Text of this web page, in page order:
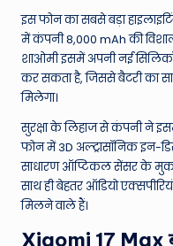
इस फोन का सबसे बड़ा
में कंपनी 8,000 mAh की
शाओमी इसमें अपनी नई
कर सकता है, जिससे बैटरी का
मिलेगा।
सुरक्षा के लिहाज से कंपनी ने
फोन में 3D अल्ट्रासॉनिक इन-
साधारण ऑप्टिकल सेंसर के
साथ ही बेहतर ऑडियो
मिलने वाले हैं।
Xiaomi 17 Max